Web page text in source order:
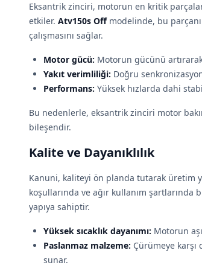
Eksantrik zinciri, motorun en kritik
etkiler. Atv150s Offmodelinde, bu
çalışmasını sağlar.
Motor gücü: Motorun gücünü
Yakıt verimliliği: Doğru
Performans: Yüksek hızlarda dahi
Bu nedenlerle, eksantrik zinciri motor
bileşendir.
Kalite ve Dayanıklılık
Kanuni, kaliteyi ön planda tutarak üretim
koşullarında ve ağır kullanım şartlarında
yapıya sahiptir.
Yüksek sıcaklık dayanımı: Motorun
Paslanmaz malzeme: Çürümeye karşı
sunar.